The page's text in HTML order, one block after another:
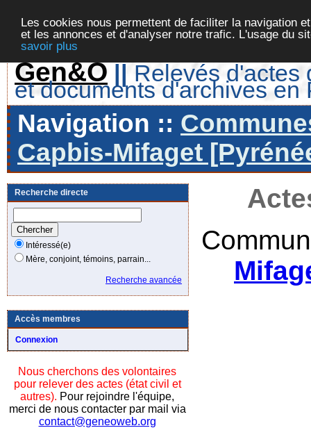
Les cookies nous permettent de faciliter la navigation
et les annonces et d'analyser notre trafic. L'usage du
savoir plus
Gen&O || Relevés d'actes
et documents d'archives en
Navigation ::
Capbis-Mifaget
Recherche directe
Intéressé(e)
Mère, conjoint, témoins, parrain...
Recherche avancée
Accès membres
Connexion
Nous cherchons des volontaires
pour relever des actes (état civil et
autres). Pour rejoindre l'équipe,
merci de nous contacter par mail via
contact@geneoweb.org